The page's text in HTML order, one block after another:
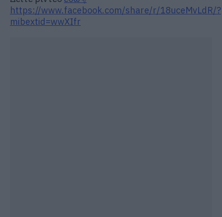
https://www.facebook.com/share/r/18uceMvLdR/?
mibextid=wwXIfr